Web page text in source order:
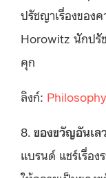
ปรัชญาเรื่องของ
Horowitz นักปรั
คุก
ลิงก์:
8. ของขวัญอันเล
แบรนด์ แชร์เรื่อง